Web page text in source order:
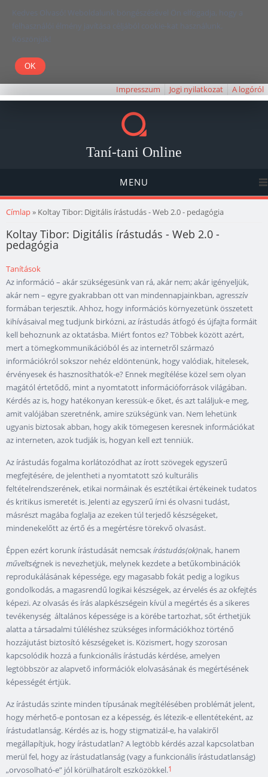
Kedves Olvasó! Weboldalunk böngészésével Ön elfogadja, hogy a
felhasználói élmény javítása céljából cookie-kat használunk.
Köszönjük!
Impresszum Jogi nyilatkozat A logóról
Taní-tani Online
MENU
Jelenlegi hely
Címlap» Koltay Tibor: Digitális írástudás - Web 2.0 - pedagógia
Koltay Tibor: Digitális írástudás - Web 2.0 -
pedagógia
Tanítások
Az információ – akár szükségesünk van rá, akár nem; akár igényeljük,
akár nem – egyre gyakrabban ott van mindennapjainkban, agresszív
formában terjesztik. Ahhoz, hogy információs környezetünk összetett
kihívásaival meg tudjunk birkózni, az írástudás átfogó és újfajta formáit
kell behoznunk az oktatásba. Miért fontos ez? Többek között azért,
mert a tömegkommunikációból és az internetről származó
információkról sokszor nehéz eldöntenünk, hogy valódiak, hitelesek,
érvényesek és hasznosíthatók-e? Ennek megítélése közel sem olyan
magától értetődő, mint a nyomtatott információforrások világában.
Kérdés az is, hogy hatékonyan keressük-e őket, és azt találjuk-e meg,
amit valójában szeretnénk, amire szükségünk van. Nem lehetünk
ugyanis biztosak abban, hogy akik tömegesen keresnek információkat
az interneten, azok tudják is, hogyan kell ezt tenniük.
Az írástudás fogalma korlátozódhat az írott szövegek egyszerű
megfejtésére, de jelentheti a nyomtatott szó kulturális
feltételrendszerének, etikai normáinak és esztétikai értékeinek tudatos
és kritikus ismeretét is. Jelenti az egyszerű írni és olvasni tudást,
másrészt magába foglalja az ezeken túl terjedő készségeket,
mindenekelőtt az értő és a megértésre törekvő olvasást.
Éppen ezért korunk írástudását nemcsakírástudás(ok)nak, hanem
műveltségnek is nevezhetjük, melynek kezdete a betűkombinációk
reprodukálásának képessége, egy magasabb fokát pedig a logikus
gondolkodás, a magasrendű logikai készségek, az érvelés és az okfejtés
képezi. Az olvasás és írás alapkészségein kívül a megértés és a sikeres
tevékenység általános képessége is a körébe tartozhat, sőt érthetjük
alatta a társadalmi túléléshez szükséges információkhoz történő
hozzájutást biztosító készségeket is. Közismert, hogy szorosan
kapcsolódik hozzá a funkcionális írástudás kérdése, amelyen
legtöbbször az alapvető információk elolvasásának és megértésének
képességét értjük.
Az írástudás szinte minden típusának megítélésében problémát jelent,
hogy mérhető-e pontosan ez a képesség, és létezik-e ellentéteként, az
írástudatlanság. Kérdés az is, hogy stigmatizál-e, ha valakiről
megállapítjuk, hogy írástudatlan? A legtöbb kérdés azzal kapcsolatban
merül fel, hogy az írástudatlanság (vagy a funkcionális írástudatlanság)
„orvosolható-e” jól körülhatárolt eszközökkel.1